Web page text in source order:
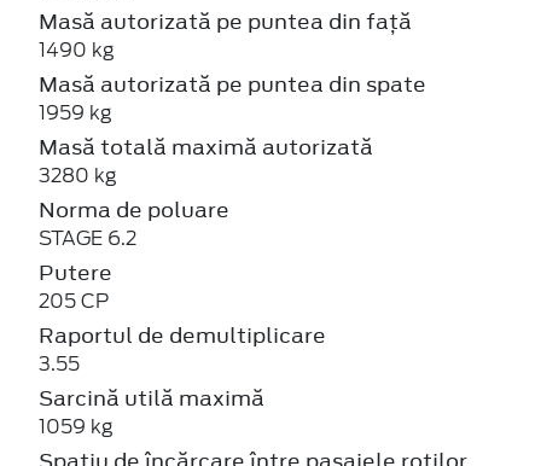
Masă autorizată pe puntea din față
1490 kg
Masă autorizată pe puntea din spate
1959 kg
Masă totală maximă autorizată
3280 kg
Norma de poluare
STAGE 6.2
Putere
205 CP
Raportul de demultiplicare
3.55
Sarcină utilă maximă
1059 kg